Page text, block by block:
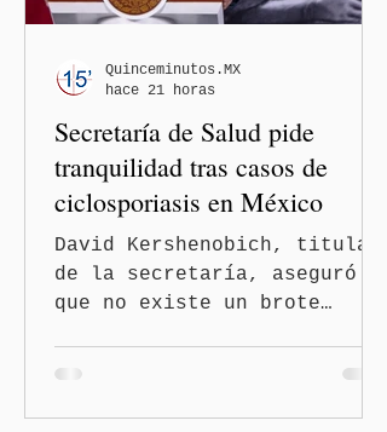
Secretaría de Salud pide
tranquilidad tras casos de
ciclosporiasis en México
David Kershenobich, titular
de la secretaría, aseguró
que no existe un brote
secretario de Salud
Quinceminutos.MX
hace 21 horas